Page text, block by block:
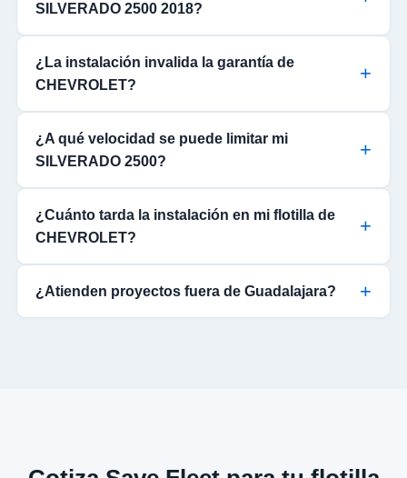
SILVERADO 2500 2018?
¿La instalación invalida la garantía de
CHEVROLET?
¿A qué velocidad se puede limitar mi
SILVERADO 2500?
¿Cuánto tarda la instalación en mi flotilla de
CHEVROLET?
¿Atienden proyectos fuera de Guadalajara?